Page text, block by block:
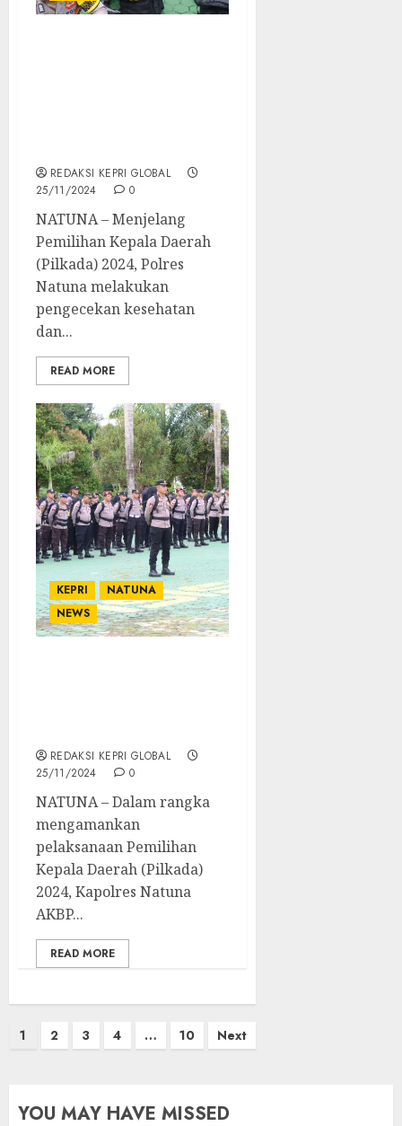
REDAKSI KEPRI GLOBAL
25/11/2024
0
NATUNA – Menjelang
Pemilihan Kepala Daerah
(Pilkada) 2024, Polres
Natuna melakukan
pengecekan kesehatan
dan...
READ MORE
KEPRI
NATUNA
NEWS
REDAKSI KEPRI GLOBAL
25/11/2024
0
NATUNA – Dalam rangka
mengamankan
pelaksanaan Pemilihan
Kepala Daerah (Pilkada)
2024, Kapolres Natuna
AKBP...
READ MORE
Posts
1 2 3 4 … 10 Next
YOU MAY HAVE MISSED